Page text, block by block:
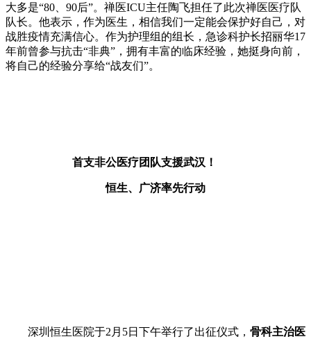
大多是“80、90后”。禅医ICU主任陶飞担任了此次禅医医疗队
队长。他表示，作为医生，相信我们一定能会保护好自己，对
战胜疫情充满信心。作为护理组的组长，急诊科护长招丽华17
年前曾参与抗击“非典”，拥有丰富的临床经验，她挺身向前，
将自己的经验分享给“战友们”。
首支非公医疗团队支援武汉！
恒生、广济率先行动
深圳恒生医院于2月5日下午举行了出征仪式， 骨科主治医